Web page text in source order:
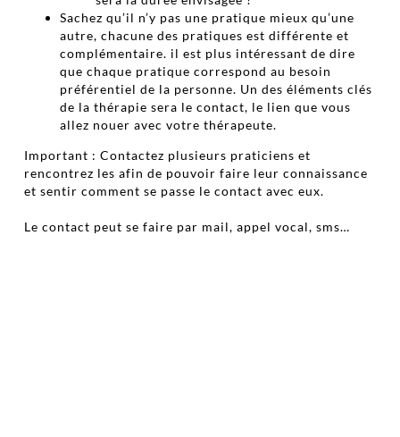
Sachez qu’il n’y pas une pratique mieux qu’une
autre, chacune des pratiques est différente et
complémentaire. il est plus intéressant de dire
que chaque pratique correspond au besoin
préférentiel de la personne. Un des éléments clés
de la thérapie sera le contact, le lien que vous
allez nouer avec votre thérapeute.
Important : Contactez plusieurs praticiens et
rencontrez les afin de pouvoir faire leur connaissance
et sentir comment se passe le contact avec eux.
Le contact peut se faire par mail, appel vocal, sms…